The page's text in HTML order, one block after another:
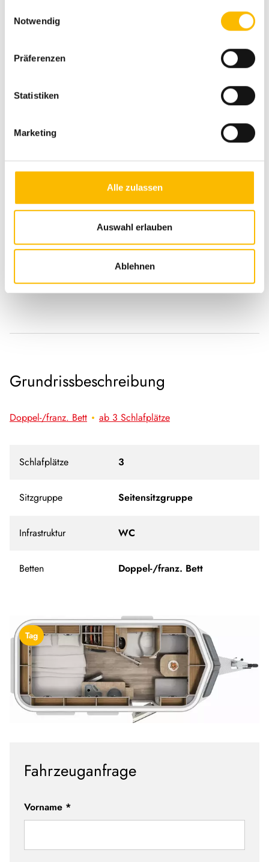
Notwendig
Präferenzen
Statistiken
Marketing
Alle zulassen
Auswahl erlauben
Ablehnen
Ausstattung
Fahrgestell
Antischlingerkupplung
Markise
Grundrissbeschreibung
Doppel-/franz. Bett ab 3 Schlafplätze
Schlafplätze 3
Sitzgruppe Seitensitzgruppe
Infrastruktur WC
Betten Doppel-/franz. Bett
Tag
Fahrzeuganfrage
Vorname *